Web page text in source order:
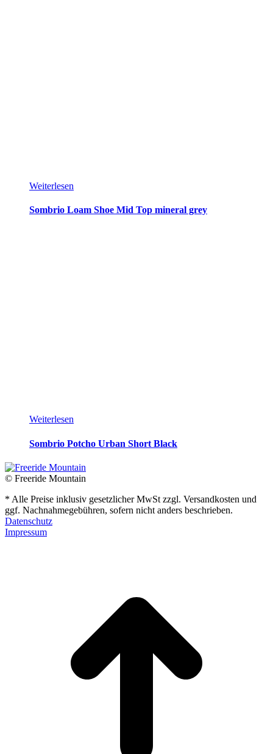
Weiterlesen
Sombrio Loam Shoe Mid Top mineral grey
Weiterlesen
Sombrio Potcho Urban Short Black
© Freeride Mountain
* Alle Preise inklusiv gesetzlicher MwSt zzgl. Versandkosten und
ggf. Nachnahmegebühren, sofern nicht anders beschrieben.
Datenschutz
Impressum